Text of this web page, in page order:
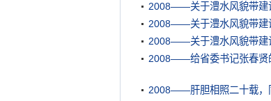
2008——关于澧水风貌带建
2008——关于澧水风貌带建
2008——关于澧水风貌带建
2008——给省委书记张春贤
2008——肝胆相照二十载，